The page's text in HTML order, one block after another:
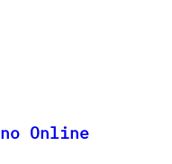
Online